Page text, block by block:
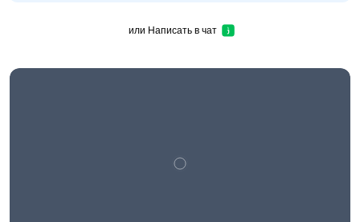
или Написать в чат